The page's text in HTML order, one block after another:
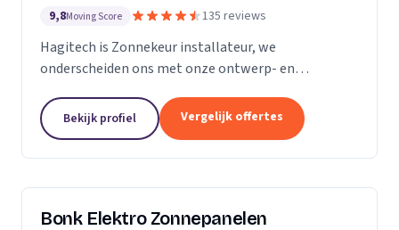
9,8Moving Score 135 reviews
Hagitech is Zonnekeur installateur, we
onderscheiden ons met onze ontwerp- en
degelijke en nette montage, en ruime ervaring met
BIPV (indak) systemen. Wij...
Bekijk profiel Vergelijk offertes
Bonk Elektro Zonnepanelen